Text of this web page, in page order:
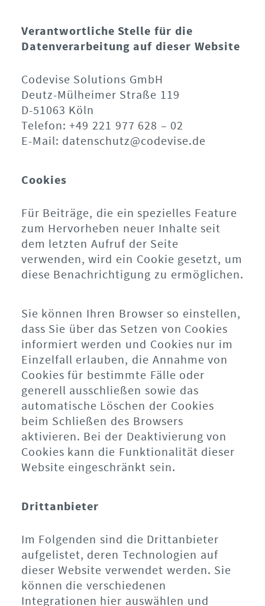
Verantwortliche Stelle für die
Datenverarbeitung auf dieser Website
Codevise Solutions GmbH
Deutz-Mülheimer Straße 119
D-51063 Köln
Telefon: +49 221 977 628 – 02
E-Mail: datenschutz@codevise.de
Cookies
Für Beiträge, die ein spezielles Feature
zum Hervorheben neuer Inhalte seit
dem letzten Aufruf der Seite
verwenden, wird ein Cookie gesetzt, um
diese Benachrichtigung zu ermöglichen.
Sie können Ihren Browser so einstellen,
dass Sie über das Setzen von Cookies
informiert werden und Cookies nur im
Einzelfall erlauben, die Annahme von
Cookies für bestimmte Fälle oder
generell ausschließen sowie das
automatische Löschen der Cookies
beim Schließen des Browsers
aktivieren. Bei der Deaktivierung von
Cookies kann die Funktionalität dieser
Website eingeschränkt sein.
Drittanbieter
Im Folgenden sind die Drittanbieter
aufgelistet, deren Technologien auf
dieser Website verwendet werden. Sie
können die verschiedenen
Integrationen hier auswählen und